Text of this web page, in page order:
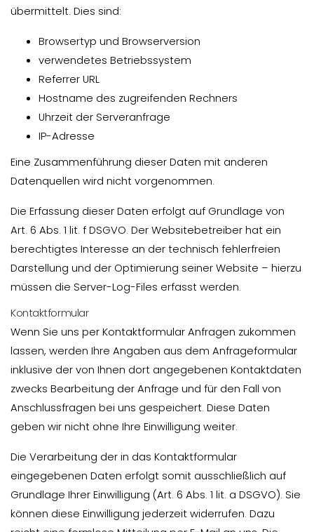
übermittelt. Dies sind:
Browsertyp und Browserversion
verwendetes Betriebssystem
Referrer URL
Hostname des zugreifenden Rechners
Uhrzeit der Serveranfrage
IP-Adresse
Eine Zusammenführung dieser Daten mit anderen
Datenquellen wird nicht vorgenommen.
Die Erfassung dieser Daten erfolgt auf Grundlage von
Art. 6 Abs. 1 lit. f DSGVO. Der Websitebetreiber hat ein
berechtigtes Interesse an der technisch fehlerfreien
Darstellung und der Optimierung seiner Website – hierzu
müssen die Server-Log-Files erfasst werden.
Kontaktformular
Wenn Sie uns per Kontaktformular Anfragen zukommen
lassen, werden Ihre Angaben aus dem Anfrageformular
inklusive der von Ihnen dort angegebenen Kontaktdaten
zwecks Bearbeitung der Anfrage und für den Fall von
Anschlussfragen bei uns gespeichert. Diese Daten
geben wir nicht ohne Ihre Einwilligung weiter.
Die Verarbeitung der in das Kontaktformular
eingegebenen Daten erfolgt somit ausschließlich auf
Grundlage Ihrer Einwilligung (Art. 6 Abs. 1 lit. a DSGVO). Sie
können diese Einwilligung jederzeit widerrufen. Dazu